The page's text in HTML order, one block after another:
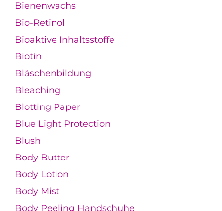
Bienenwachs
Bio-Retinol
Bioaktive Inhaltsstoffe
Biotin
Bläschenbildung
Bleaching
Blotting Paper
Blue Light Protection
Blush
Body Butter
Body Lotion
Body Mist
Body Peeling Handschuhe